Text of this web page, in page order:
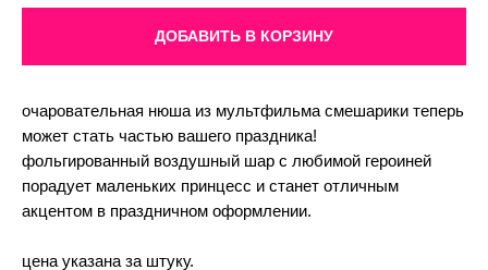
ДОБАВИТЬ В КОРЗИНУ
очаровательная нюша из мультфильма смешарики теперь
может стать частью вашего праздника!
фольгированный воздушный шар с любимой героиней
порадует маленьких принцесс и станет отличным
акцентом в праздничном оформлении.
цена указана за штуку.